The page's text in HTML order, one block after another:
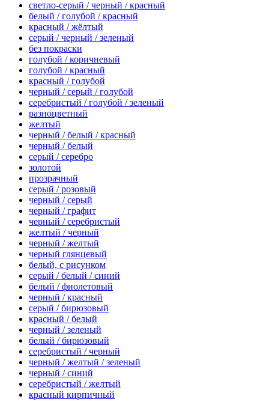
светло-серый / черный / красный
белый / голубой / красный
красный / жёлтый
серый / черный / зеленый
без покраски
голубой / коричневый
голубой / красный
красный / голубой
черный / серый / голубой
серебристый / голубой / зеленый
разноцветный
желтый
черный / белый / красный
черный / белый
серый / серебро
золотой
прозрачный
серый / розовый
черный / серый
черный / графит
черный / серебристый
желтый / черный
черный / желтый
черный глянцевый
белый, с рисунком
серый / белый / синий
белый / фиолетовый
черный / красный
серый / бирюзовый
красный / белый
черный / зеленый
белый / бирюзовый
серебристый / черный
черный / желтый / зеленый
черный / синий
серебристый / желтый
красный кирпичный